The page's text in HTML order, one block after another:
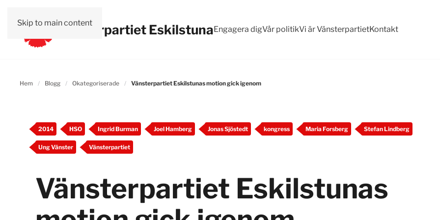
Skip to main contentVänsterpartiet EskilstunaEngagera digVår politikVi är VänsterpartietKontakt
Hem Blogg Okategoriserade Vänsterpartiet Eskilstunas motion gick igenom
2014 HSO Ingrid Burman Joel Hamberg Jonas Sjöstedt kongress Maria Forsberg Stefan Lindberg
Ung Vänster Vänsterpartiet
Vänsterpartiet Eskilstunas